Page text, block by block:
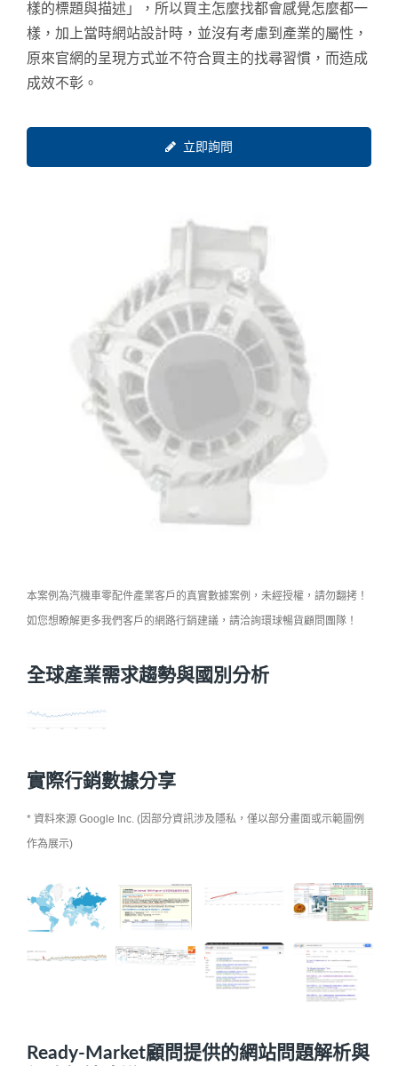
樣的標題與描述」，所以買主怎麼找都會感覺怎麼都一
樣，加上當時網站設計時，並沒有考慮到產業的屬性，
原來官網的呈現方式並不符合買主的找尋習慣，而造成
成效不彰。
立即詢問
本案例為汽機車零配件產業客戶的真實數據案例，未經授權，請勿翻拷！
如您想瞭解更多我們客戶的網路行銷建議，請洽詢環球暢貨顧問團隊！
全球產業需求趨勢與國別分析
實際行銷數據分享
* 資料來源 Google Inc. (因部分資訊涉及隱私，僅以部分畫面或示範圖例
作為展示)
Ready-Market顧問提供的網站問題解析與